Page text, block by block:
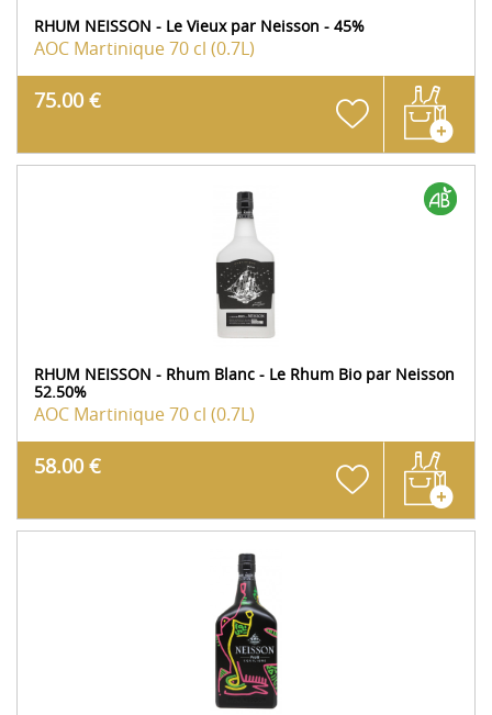
RHUM NEISSON - Le Vieux par Neisson - 45%
AOC Martinique70 cl (0.7L)
75.00 €
RHUM NEISSON - Rhum Blanc - Le Rhum Bio par Neisson
52.50%
AOC Martinique70 cl (0.7L)
58.00 €